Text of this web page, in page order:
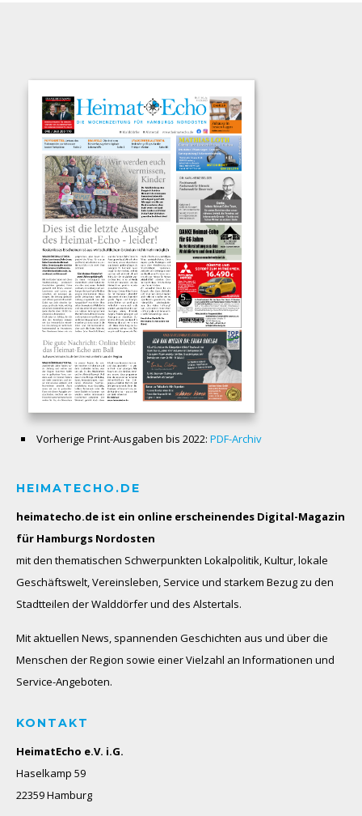
Vorherige Print-Ausgaben bis 2022: PDF-Archiv
HEIMATECHO.DE
heimatecho.de ist ein online erscheinendes Digital-Magazin
für Hamburgs Nordosten
mit den thematischen Schwerpunkten Lokalpolitik, Kultur, lokale
Geschäftswelt, Vereinsleben, Service und starkem Bezug zu den
Stadtteilen der Walddörfer und des Alstertals.
Mit aktuellen News, spannenden Geschichten aus und über die
Menschen der Region sowie einer Vielzahl an Informationen und
Service-Angeboten.
KONTAKT
HeimatEcho e.V. i.G.
Haselkamp 59
22359 Hamburg